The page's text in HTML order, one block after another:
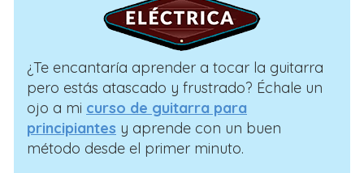
¿Te encantaría aprender a tocar la guitarra
pero estás atascado y frustrado? Échale un
ojo a mi curso de guitarra para
principiantes y aprende con un buen
método desde el primer minuto.